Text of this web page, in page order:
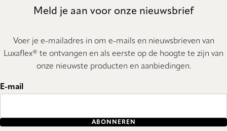
Meld je aan voor onze nieuwsbrief
Voer je e-mailadres in om e-mails en nieuwsbrieven van
Luxaflex® te ontvangen en als eerste op de hoogte te zijn van
onze nieuwste producten en aanbiedingen.
E-mail
ABONNEREN